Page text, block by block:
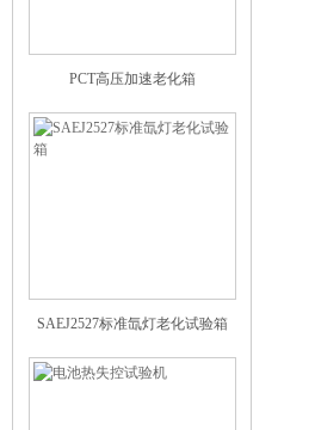
PCT高压加速老化箱
SAEJ2527标准氙灯老化试验箱